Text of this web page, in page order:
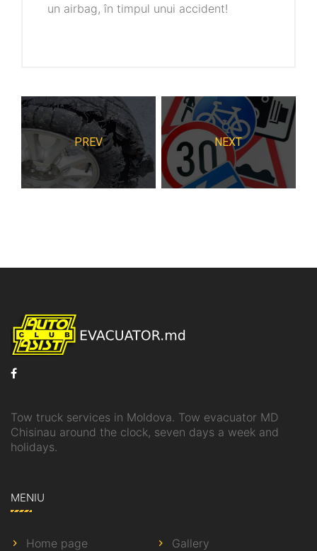
un airbag, în timpul unui accident!
PREV NEXT
Tow truck services in Moldova. Tow evacuator MD
Chisinau around the clock, seven days a week and
holidays.
MENIU
Home page
Gallery